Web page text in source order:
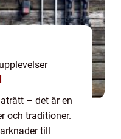
– det är en
och traditioner.
till